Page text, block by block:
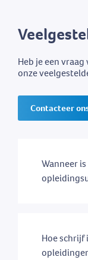
Heb je een
onze
Contacteer
Wanneer
Hoe schrijf